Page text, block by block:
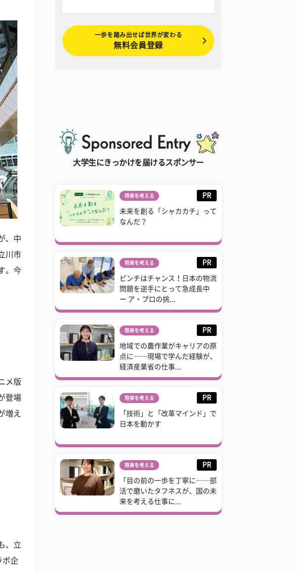
、中
川市
。今
メ版
登場
増え
、立
ボ企
一歩を踏み出せば世界が変わる
無料会員登録
大学生にきっかけを届けるスポンサー
将来を考える PR
未来を創る「シャカカチ」って
なんだ？
将来を考える PR
ピンチはチャンス！日本の物流
問題を逆手にとって急成長中
ー ア・プロの挑...
将来を考える PR
地域での農作業がキャリアの原
点に──現場で学んだ経験が、
経済産業省の仕事...
将来を考える PR
「技術」と「改革マインド」で
日本を動かす
将来を考える PR
「目の前の一歩を丁寧に──部
活で磨いたタフネスが、国の未
来を考える仕事に...